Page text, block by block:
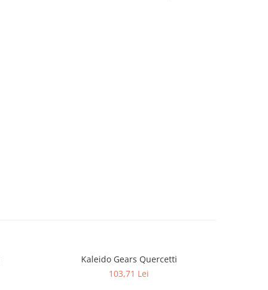
Kaleido Gears Quercetti
103,71 Lei